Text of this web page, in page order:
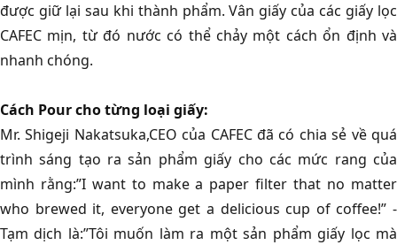
được giữ lại sau khi thành phẩm. Vân giấy của các giấy lọc
CAFEC mịn, từ đó nước có thể chảy một cách ổn định và
nhanh chóng.
Cách Pour cho từng loại giấy:
Mr. Shigeji Nakatsuka,CEO của CAFEC đã có chia sẻ về quá
trình sáng tạo ra sản phẩm giấy cho các mức rang của
mình rằng:”I want to make a paper filter that no matter
who brewed it, everyone get a delicious cup of coffee!” -
Tạm dịch là:”Tôi muốn làm ra một sản phẩm giấy lọc mà